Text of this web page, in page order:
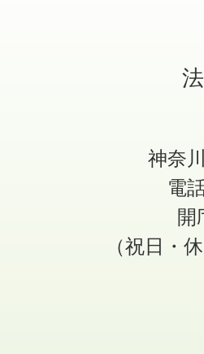
神奈
電
開
（祝日・